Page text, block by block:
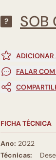
? SOB
ADICIONAR
FALAR
FICHA TÉCNICA
Ano: 2022
Técnicas: